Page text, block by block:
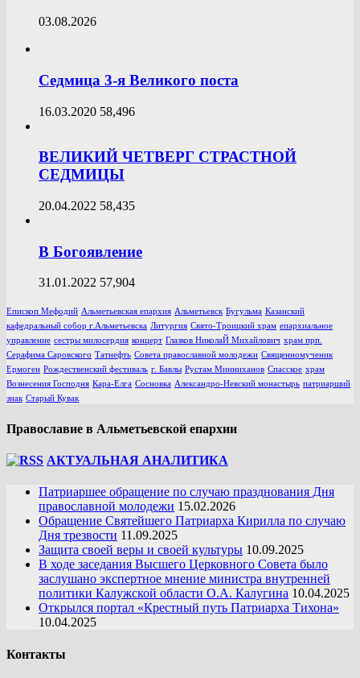
03.08.2026
Седмица 3-я Великого поста
16.03.2020 58,496
ВЕЛИКИЙ ЧЕТВЕРГ СТРАСТНОЙ
СЕДМИЦЫ
20.04.2022 58,435
В Богоявление
31.01.2022 57,904
Епископ Мефодий Альметьевская епархия Альметьевск Бугульма Казанский
кафедральный собор г.Альметьевска Литургия Свято-Троицкий храм епархиальное
управление сестры милосердия концерт Глазков НиколаЙ Михайлович храм прп.
Серафима Саровского Татнефть Совета православной молодежи Священномученик
Ермоген Рождественский фестиваль г. Бавлы Рустам Минниханов Спасское храм
Вознесения Господня Кара-Елга Сосновка Александро-Невский монастырь патриарший
знак Старый Кувак
Православие в Альметьевской епархии
АКТУАЛЬНАЯ АНАЛИТИКА
Патриаршее обращение по случаю празднования Дня
православной молодежи 15.02.2026
Обращение Святейшего Патриарха Кирилла по случаю
Дня трезвости 11.09.2025
Защита своей веры и своей культуры 10.09.2025
В ходе заседания Высшего Церковного Совета было
заслушано экспертное мнение министра внутренней
политики Калужской области О.А. Калугина 10.04.2025
Открылся портал «Крестный путь Патриарха Тихона»
10.04.2025
Контакты